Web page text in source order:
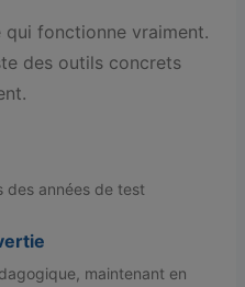
qui fonctionne vraiment.
des outils concrets
des années de test
maintenant en